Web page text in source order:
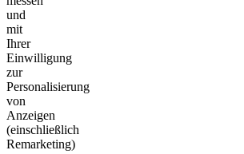
und
mit
Ihrer
Einwilligung
zur
Personalisierung
von
Anzeigen
(einschließlich
Remarketing)